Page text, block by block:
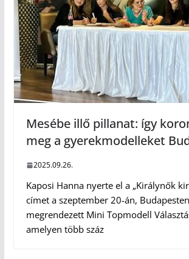
Mesébe illő pillanat: így
meg a gyerekmodelleket
2025.09.26.
Kaposi Hanna nyerte el a „Királynők
címet a szeptember 20-án, Budapesten
megrendezett Mini Topmodell
amelyen több száz